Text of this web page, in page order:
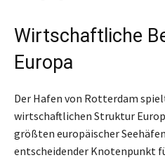
Wirtschaftliche
Europa
Der Hafen von Rotterdam
wirtschaftlichen Struktur
größten europäischer
entscheidender Knotenpunkt